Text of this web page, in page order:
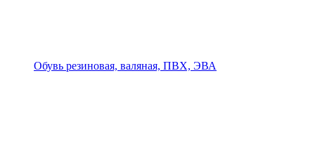
Обувь резиновая, валяная, ПВХ, ЭВА